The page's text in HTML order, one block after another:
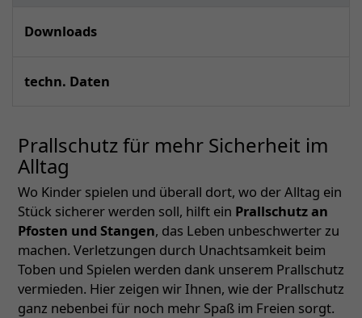
Downloads
techn. Daten
Prallschutz für mehr Sicherheit im
Alltag
Wo Kinder spielen und überall dort, wo der Alltag ein
Stück sicherer werden soll, hilft ein Prallschutz an
Pfosten und Stangen, das Leben unbeschwerter zu
machen. Verletzungen durch Unachtsamkeit beim
Toben und Spielen werden dank unserem Prallschutz
vermieden. Hier zeigen wir Ihnen, wie der Prallschutz
ganz nebenbei für noch mehr Spaß im Freien sorgt.